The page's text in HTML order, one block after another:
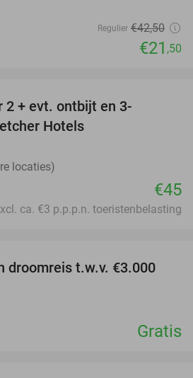
Regulier €42,50
€21 ,50
2 + evt. ontbijt en 3-
Hotels
locaties)
€45
ca. €3 p.p.p.n. toeristenbelasting
droomreis t.w.v. €3.000
Gratis